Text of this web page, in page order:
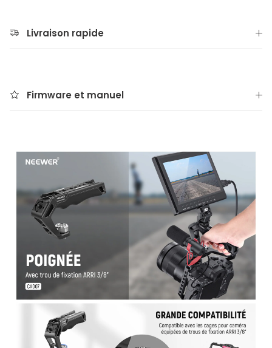
Livraison rapide
Firmware et manuel